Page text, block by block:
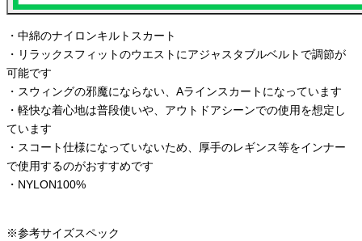
・中綿のナイロンキルトスカート
・リラックスフィットのウエストにアジャスタブルベルトで調節が
可能です
・スウィングの邪魔にならない、Aラインスカートになっています
・軽快な着心地は普段使いや、アウトドアシーンでの使用を想定し
ています
・スコート仕様になっていないため、厚手のレギンス等をインナー
で使用するのがおすすめです
・NYLON100%
※参考サイズスペック